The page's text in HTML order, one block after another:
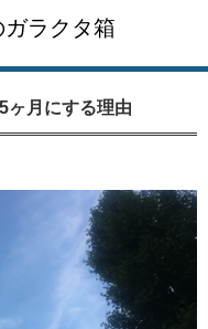
ラクタ箱
ヶ月にする理由